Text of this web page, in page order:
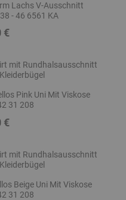
Lachs V-Ausschnitt
- 46 6561 KA
€
Pink Uni Mit Viskose
31 208
€
Beige Uni Mit Viskose
31 208